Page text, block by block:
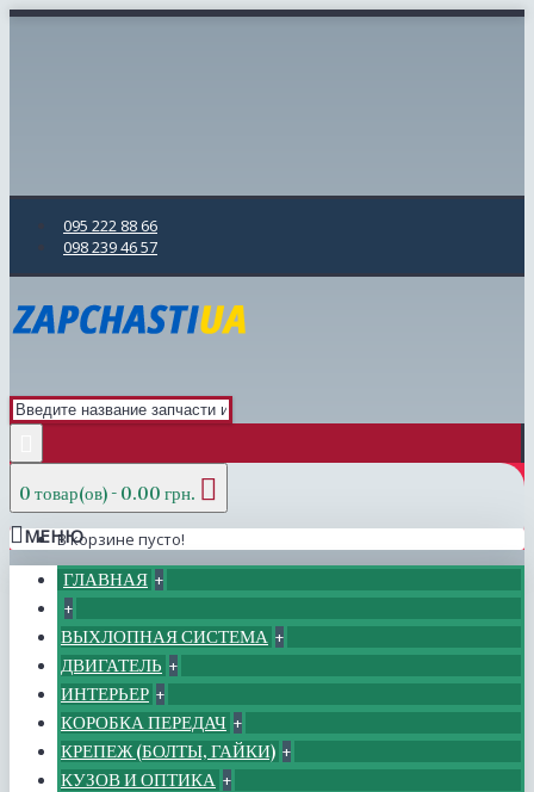
095 222 88 66
098 239 46 57
0 товар(ов) - 0.00 грн.
В корзине пусто!
МЕНЮ
ГЛАВНАЯ +
+
ВЫХЛОПНАЯ СИСТЕМА +
ДВИГАТЕЛЬ +
ИНТЕРЬЕР +
КОРОБКА ПЕРЕДАЧ +
КРЕПЕЖ (БОЛТЫ, ГАЙКИ) +
КУЗОВ И ОПТИКА +